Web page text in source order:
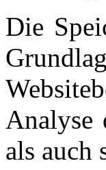
Die
Analyse
als auch